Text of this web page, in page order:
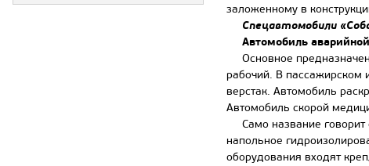
заложенному в
Спецавтомобили
Автомобиль
Основное
рабочий. В пассажирском
верстак. Автомобиль
Автомобиль скорой
Само название говорит
напольное
оборудования входят